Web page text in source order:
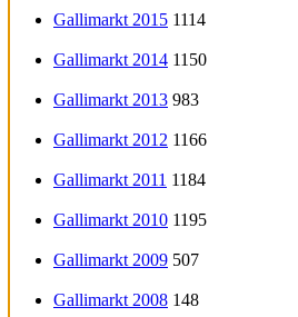
Gallimarkt 2015 1114
Gallimarkt 2014 1150
Gallimarkt 2013 983
Gallimarkt 2012 1166
Gallimarkt 2011 1184
Gallimarkt 2010 1195
Gallimarkt 2009 507
Gallimarkt 2008 148